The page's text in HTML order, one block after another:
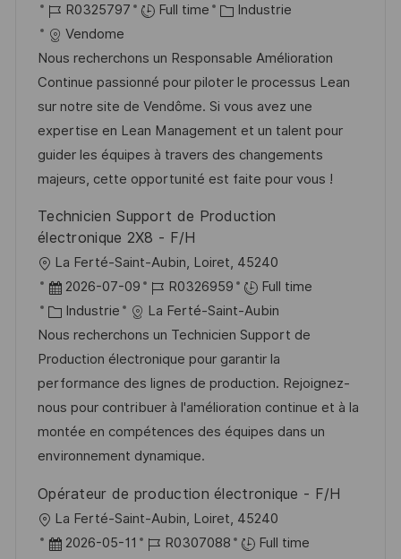
a
g
o
o
c
a
l
i
s
a
t
a
e
d
a
f
f
g
R
é
f
é
r
e
n
c
o
R0325797 Full time
C
t
é
g
o
r
i
Industrie
Vendome
Nous recherchons un Responsable Amélioration
Continue passionné pour piloter le processus Lean
sur notre site de Vendôme. Si vous avez une
expertise en Lean Management et un talent pour
guider les équipes à travers des changements
majeurs, cette opportunité est faite pour vous !
Technicien Support de Production
électronique 2X8 - F/H
o
c
a
l
i
s
a
t
o
n
La Ferté-Saint-Aubin, Loiret, 45240
D
a
t
e
d
’
a
f
i
c
h
2026-07-09
R
é
f
é
r
e
n
c
d
u
R0326959
Full time
C
a
t
é
g
o
r
e
Industrie
La Ferté-Saint-Aubin
Nous recherchons un Technicien Support de
Production électronique pour garantir la
performance des lignes de production. Rejoignez-
nous pour contribuer à l'amélioration continue et à la
montée en compétences des équipes dans un
environnement dynamique.
Opérateur de production électronique - F/H
o
La Ferté-Saint-Aubin, Loiret, 45240
D 2026-05-11
R
R0307088
Full time